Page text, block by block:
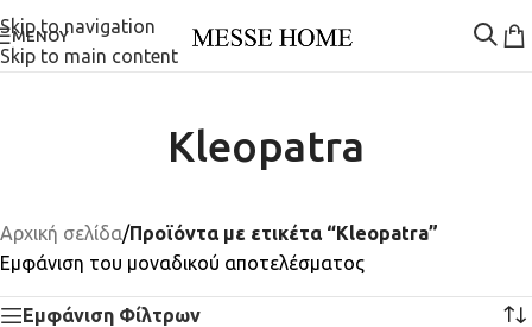
Skip to navigation
Skip to main content
ΜΕΝΟΎ
Kleopatra
Αρχική σελίδα/Προϊόντα με ετικέτα “Kleopatra”
Εμφάνιση του μοναδικού αποτελέσματος
Εμφάνιση Φίλτρων